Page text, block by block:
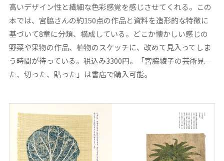
高いデザイン性と繊細な色彩感覚を感じさせてくれる。この
本では、宮脇さんの約150点の作品と資料を造形的な特徴に
基づいて8章に分類、構成している。どこか懐かしい感じの
野菜や果物の作品、植物のスケッチに、改めて見入ってしま
う時間が待っている。税込み3300円。「宮脇綾子の芸術――見
た、切った、貼った」は書店で購入可能。